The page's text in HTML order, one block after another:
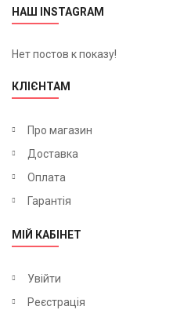
НАШ INSTAGRAM
Нет постов к показу!
КЛІЄНТАМ
Про магазин
Доставка
Оплата
Гарантія
МІЙ КАБІНЕТ
Увійти
Реєстрація